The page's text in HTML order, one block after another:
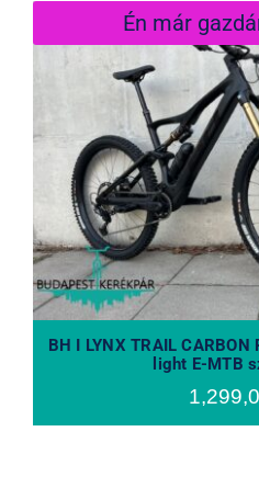
Én már
BH I LYNX TRAIL
19,6 kg 29” A light
BH I LYNX TRAIL
light E-MTB